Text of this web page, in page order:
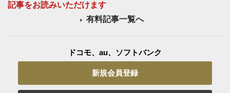
記事をお読みいただけます
有料記事一覧へ
ドコモ、au、ソフトバンク
新規会員登録